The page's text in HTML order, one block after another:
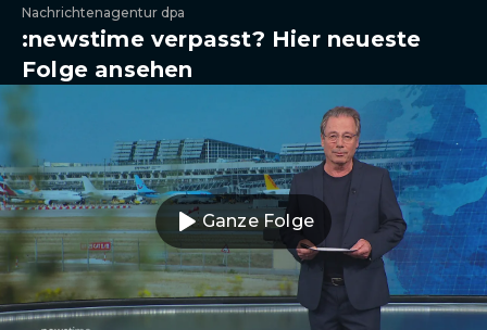
Nachrichtenagentur dpa
:newstime verpasst? Hier neueste
Folge ansehen
Ganze Folge